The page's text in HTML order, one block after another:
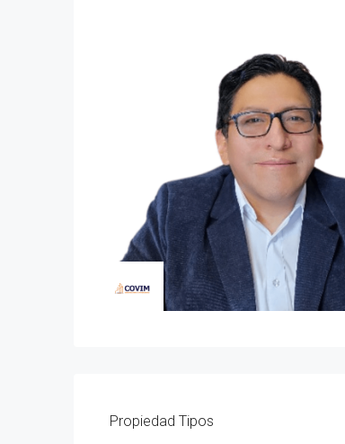
Propiedad Tipos